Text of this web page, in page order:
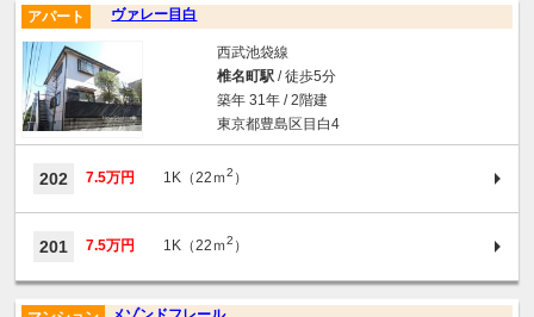
ヴァレー目白
アパート
西武池袋線
椎名町駅/ 徒歩5分
築年 31年 / 2階建
東京都豊島区目白4
202 7.5万円 1K（22ｍ2 ）
201 7.5万円 1K（22ｍ2 ）